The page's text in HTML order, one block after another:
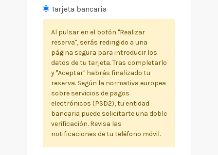
Tarjeta bancaria
Al pulsar en el botón "Realizar
reserva", serás redirigido a una
página segura para introducir los
datos de tu tarjeta. Tras completarlo
y "Aceptar" habrás finalizado tu
reserva. Según la normativa europea
sobre servicios de pagos
electrónicos (PSD2), tu entidad
bancaria puede solicitarte una doble
verificación. Revisa las
notificaciones de tu teléfono móvil.